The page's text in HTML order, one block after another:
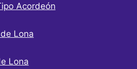
Acordeón
Lona
Lona